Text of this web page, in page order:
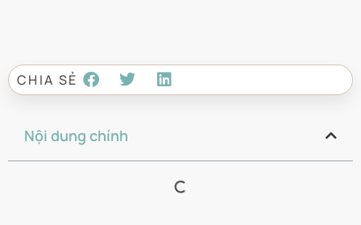
CHIA SẺ
Nội dung chính